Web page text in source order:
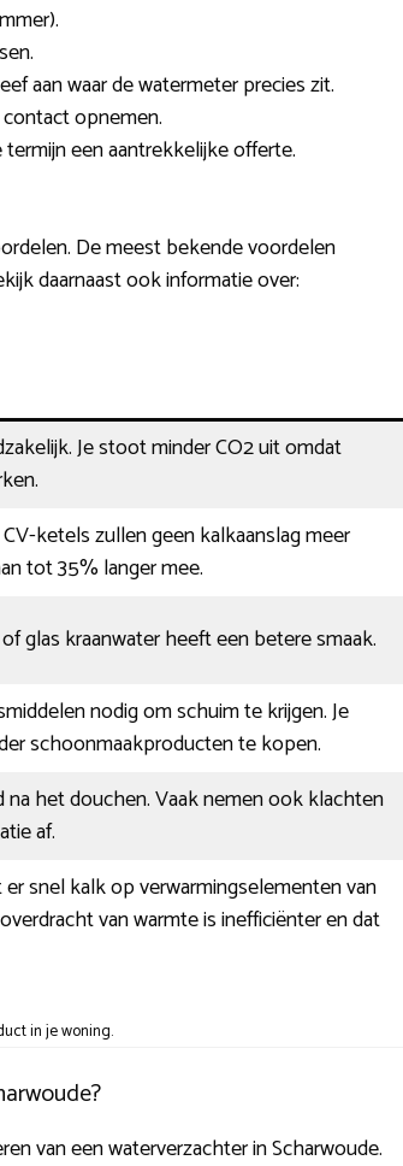
aan waar de watermeter precies zit.
opnemen.
een aantrekkelijke offerte.
De meest bekende voordelen
daarnaast ook informatie over:
Je stoot minder CO2 uit omdat
ketels zullen geen kalkaanslag meer
tot 35% langer mee.
glas kraanwater heeft een betere smaak.
nodig om schuim te krijgen. Je
schoonmaakproducten te kopen.
na het douchen. Vaak nemen ook klachten
af.
snel kalk op verwarmingselementen van
van warmte is inefficiënter en dat
in je woning.
van een waterverzachter in Scharwoude.